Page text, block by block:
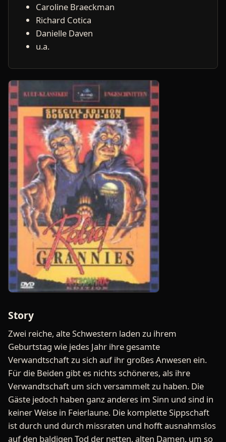
Caroline Braeckman
Richard Cotica
Danielle Daven
u.a.
Story
Zwei reiche, alte Schwestern laden zu ihrem
Geburtstag wie jedes Jahr ihre gesamte
Verwandtschaft zu sich auf ihr großes Anwesen ein.
Für die Beiden gibt es nichts schöneres, als ihre
Verwandtschaft um sich versammelt zu haben. Die
Gäste jedoch haben ganz anderes im Sinn und sind in
keiner Weise in Feierlaune. Die komplette Sippschaft
ist durch und durch missraten und hofft ausnahmslos
auf den baldigen Tod der netten, alten Damen, um so